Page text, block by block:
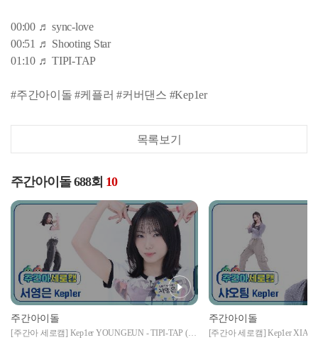
00:00 ♬ sync-love
00:51 ♬ Shooting Star
01:10 ♬ TIPI-TAP
#주간아이돌 #케플러 #커버댄스 #Kep1er
목록보기
주간아이돌 688회 10
주간아이돌
[주간아 세로캠] Kep1er YOUNGEUN - TIPI-TAP (케
주간아이돌
[주간아 세로캠] Kep1er